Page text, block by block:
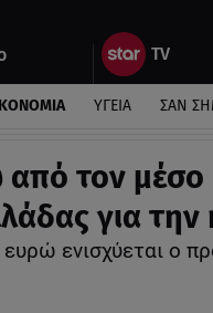
ΥΓΕΙΑ ΣΑΝ
τον μέσο
για την
ενισχύεται ο